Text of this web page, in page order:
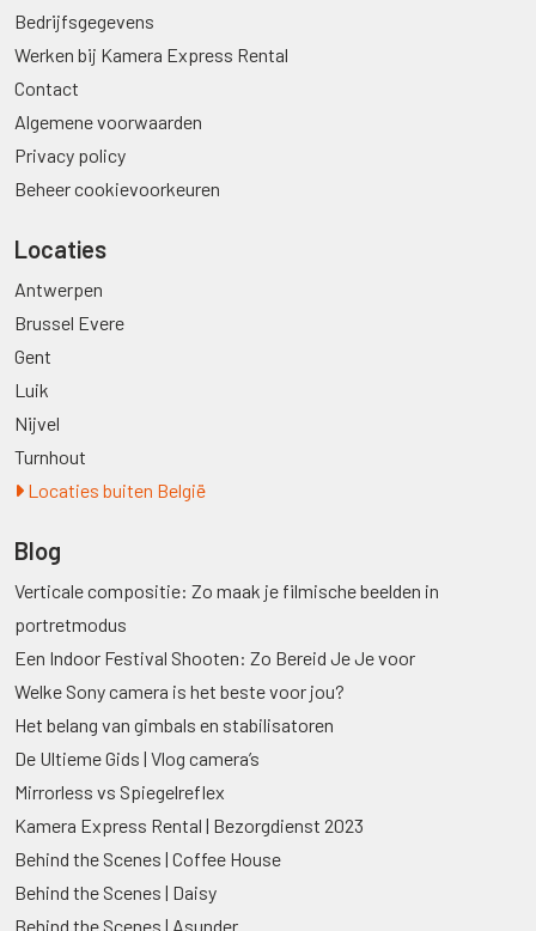
Bedrijfsgegevens
Werken bij Kamera Express Rental
Contact
Algemene voorwaarden
Privacy policy
Beheer cookievoorkeuren
Locaties
Antwerpen
Brussel Evere
Gent
Luik
Nijvel
Turnhout
Locaties buiten België
Blog
Verticale compositie: Zo maak je filmische beelden in
portretmodus
Een Indoor Festival Shooten: Zo Bereid Je Je voor
Welke Sony camera is het beste voor jou?
Het belang van gimbals en stabilisatoren
De Ultieme Gids | Vlog camera’s
Mirrorless vs Spiegelreflex
Kamera Express Rental | Bezorgdienst 2023
Behind the Scenes | Coffee House
Behind the Scenes | Daisy
Behind the Scenes | Asunder